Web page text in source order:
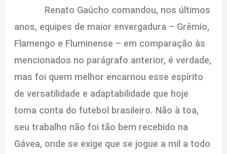
Renato Gaúcho comandou, nos últimos
anos, equipes de maior envergadura – Grêmio,
Flamengo e Fluminense – em comparação às
mencionados no parágrafo anterior, é verdade,
mas foi quem melhor encarnou esse espírito
de versatilidade e adaptabilidade que hoje
toma conta do futebol brasileiro. Não à toa,
seu trabalho não foi tão bem recebido na
Gávea, onde se exige que se jogue a mil a todo